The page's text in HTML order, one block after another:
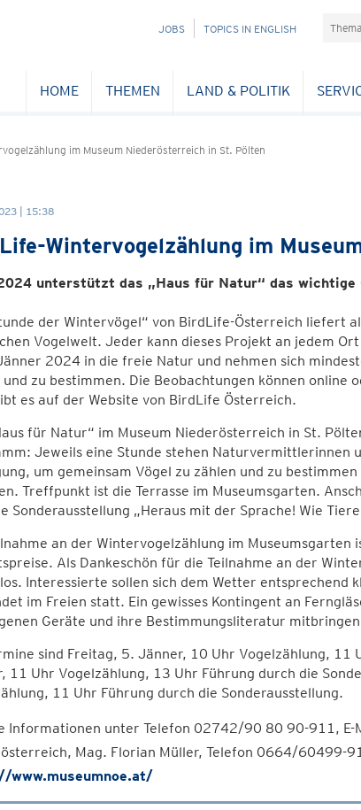
NAVIGATION
JOBS TOPICS IN ENGLISH
HOME THEMEN LAND & POLITIK
im Museum Niederösterreich in St. Pölten
| 15:38
Wintervogelzählung im
unterstützt das „Haus für Natur“ das
der Wintervögel“ von BirdLife-Österreich liefert
Vogelwelt. Jeder kann dieses Projekt an jedem
2024 in die freie Natur und nehmen sich
und zu bestimmen. Die Beobachtungen können
es auf der Website von BirdLife Österreich.
für Natur“ im Museum Niederösterreich in St.
Jeweils eine Stunde stehen Naturvermittlerinnen
um gemeinsam Vögel zu zählen und zu
Treffpunkt ist die Terrasse im Museumsgarten.
Sonderausstellung „Heraus mit der Sprache! Wie
an der Wintervogelzählung im
Als Dankeschön für die Teilnahme an der
Interessierte sollen sich dem Wetter entsprechend
im Freien statt. Ein gewisses Kontingent an
Geräte und ihre Bestimmungsliteratur
sind Freitag, 5. Jänner, 10 Uhr Vogelzählung, 11
11 Uhr Vogelzählung, 13 Uhr Führung durch die
11 Uhr Führung durch die Sonderausstellung.
Informationen unter Telefon 02742/90 80 90-911, E-
Mag. Florian Müller, Telefon 0664/60499-
www.museumnoe.at/